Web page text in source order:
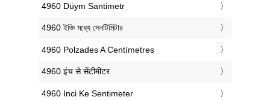
‎4960 Düym Santimetr
‎4960 ইঞ্চি মধ্যে সেনটিমিটার
‎4960 Polzades A Centímetres
‎4960 इंच से सेंटीमीटर
‎4960 Inci Ke Sentimeter